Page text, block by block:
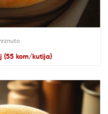
(55 kom/kutija)